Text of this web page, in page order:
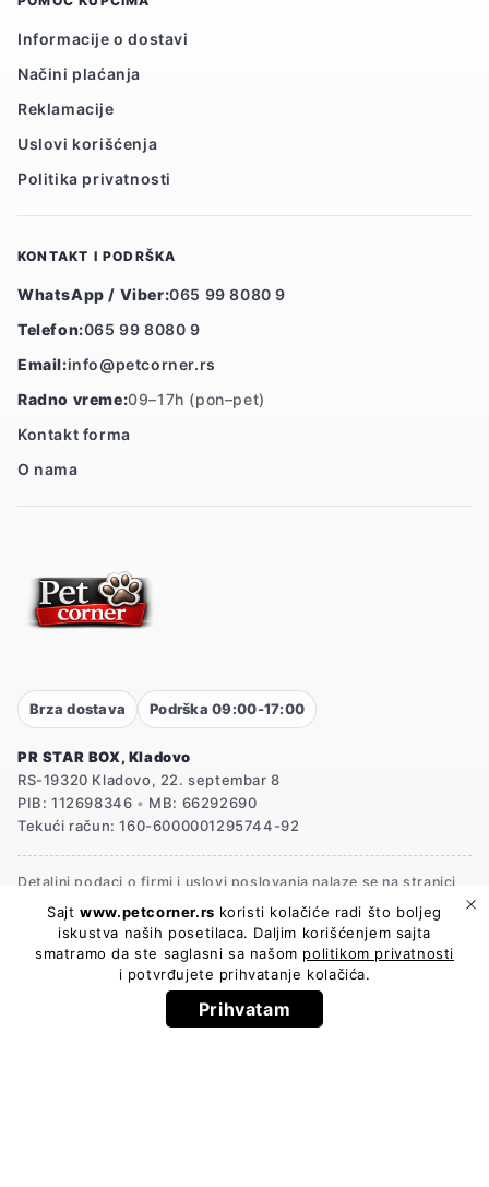
Potrebna pomoć?
Informacije o dostavi
Načini plaćanja
Reklamacije
Uslovi korišćenja
Politika privatnosti
KONTAKT I PODRŠKA
WhatsApp / Viber:065 99 8080 9
Telefon:065 99 8080 9
Email:info@petcorner.rs
Radno vreme:09–17h (pon–pet)
Kontakt forma
O nama
Brza dostava Podrška 09:00-17:00
PR STAR BOX, Kladovo
RS-19320 Kladovo, 22. septembar 8
PIB: 112698346 • MB: 66292690
Tekući račun: 160-6000001295744-92
Detaljni podaci o firmi i uslovi poslovanja nalaze se na stranici
Uslovi korišćenja
.
© 2026 PetCorner.rs — sva prava zadržana.
Sajtwww.petcorner.rs koristi kolačiće radi što boljeg
iskustva naših posetilaca. Daljim korišćenjem sajta
smatramo da ste saglasni sa našom politikom privatnosti
i potvrđujete prihvatanje kolačića.
Prihvatam